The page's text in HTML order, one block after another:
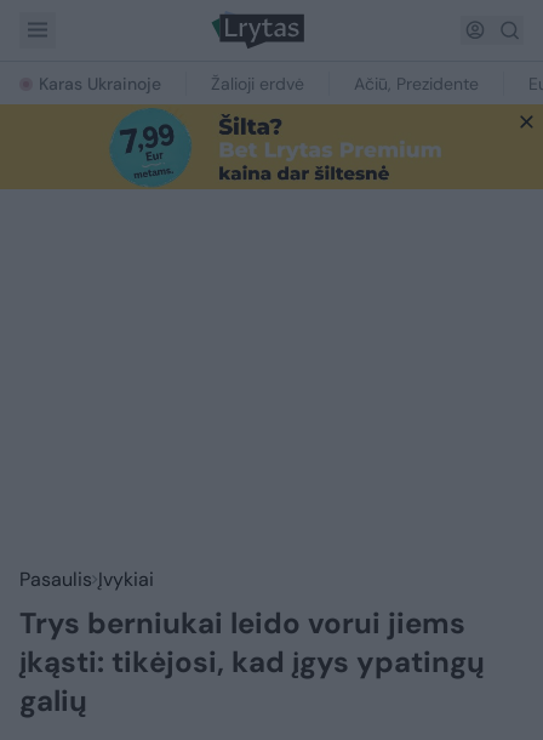
Karas Ukrainoje Žalioji erdvė Ačiū, Prezidente
Pasaulis Įvykiai
Trys berniukai leido vorui jiems
įkąsti: tikėjosi, kad įgys ypatingų
galių